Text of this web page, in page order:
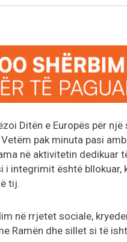
Ditën e Europës për
pak minuta pasi
në aktivitetin dedikuar
i integrimit është bllokuar,
tij.
në rrjetet sociale,
Ramën dhe sillet si të